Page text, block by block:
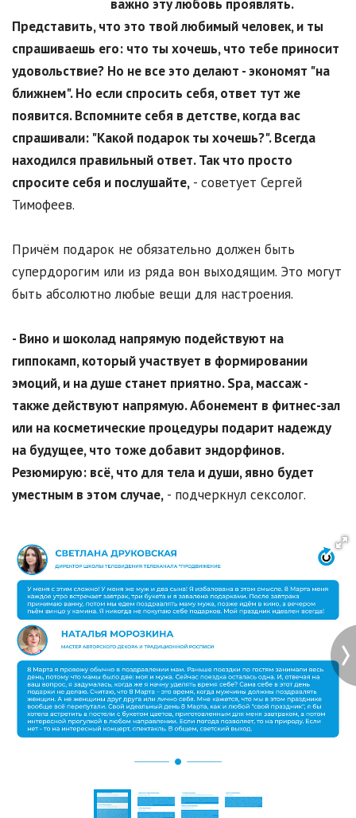
важно эту любовь проявлять.
Представить, что это твой любимый человек, и ты
спрашиваешь его: что ты хочешь, что тебе приносит
удовольствие? Но не все это делают - экономят "на
ближнем". Но если спросить себя, ответ тут же
появится. Вспомните себя в детстве, когда вас
спрашивали: "Какой подарок ты хочешь?". Всегда
находился правильный ответ. Так что просто
спросите себя и послушайте, - советует Сергей
Тимофеев.
Причём подарок не обязательно должен быть
супердорогим или из ряда вон выходящим. Это могут
быть абсолютно любые вещи для настроения.
- Вино и шоколад напрямую подействуют на
гиппокамп, который участвует в формировании
эмоций, и на душе станет приятно. Spa, массаж -
также действуют напрямую. Абонемент в фитнес-зал
или на косметические процедуры подарит надежду
на будущее, что тоже добавит эндорфинов.
Резюмирую: всё, что для тела и души, явно будет
уместным в этом случае, - подчеркнул сексолог.